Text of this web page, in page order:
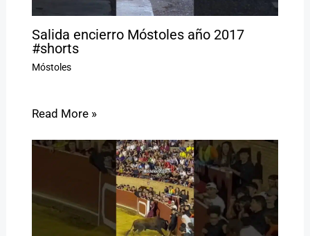
Salida encierro Móstoles año 2017
#shorts
Móstoles
Read More »